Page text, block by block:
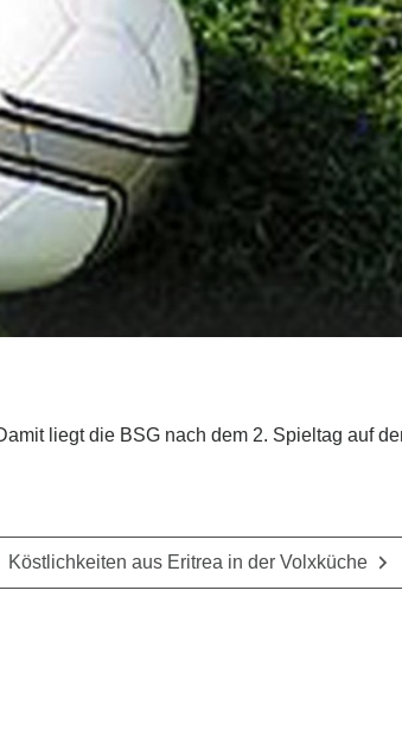
liegt die BSG nach dem 2. Spieltag auf
Köstlichkeiten aus Eritrea in der Volxküche